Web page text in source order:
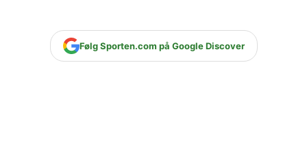
Følg Sporten.com på Google Discover